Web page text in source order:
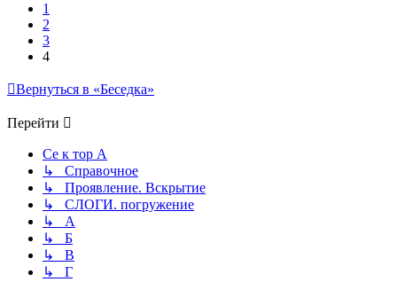
1
2
3
4
Вернуться в «Беседка»
Перейти
Се к тор А
↳ Справочное
↳ Проявление. Вскрытие
↳ СЛОГИ. погружение
↳ А
↳ Б
↳ В
↳ Г